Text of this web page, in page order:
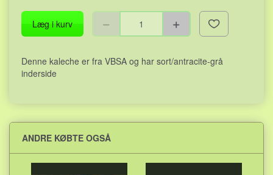
Læg i kurv
Denne kaleche er fra VBSA og har sort/antracite-grå
inderside
ANDRE KØBTE OGSÅ